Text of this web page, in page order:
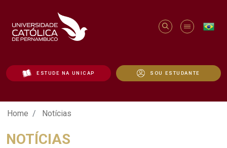
ESTUDE NA UNICAP SOU ESTUDANTE
Notícias - Unicap
Home Notícias
NOTÍCIAS